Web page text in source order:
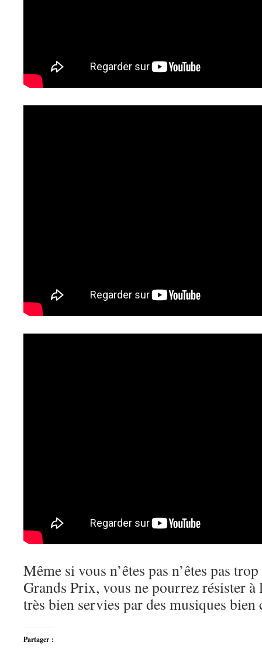
Même si vous n’êtes pas n’êtes pas
Grands Prix, vous ne pourrez résister à
très bien servies par des musiques bien
Partager :